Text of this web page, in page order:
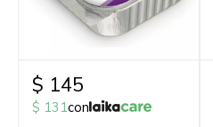
$ 145
$ 131con